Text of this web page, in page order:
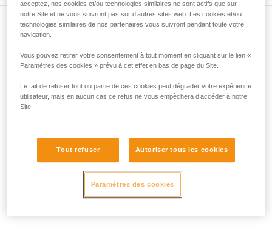
Abonnez-vous à la newsletter
et restez connecté à notre actualité
Email *
Rejoignez la communauté !
acceptez, nos cookies et/ou technologies similaires ne sont actifs que sur
notre Site et ne vous suivront pas sur d’autres sites web. Les cookies et/ou
technologies similaires de nos partenaires vous suivront pendant toute votre
navigation.
Vous pouvez retirer votre consentement à tout moment en cliquant sur le lien «
Paramètres des cookies » prévu à cet effet en bas de page du Site.
Le fait de refuser tout ou partie de ces cookies peut dégrader votre expérience
utilisateur, mais en aucun cas ce refus ne vous empêchera d’accéder à notre
Site.
Tout refuser Autoriser tous les cookies
Paramètres des cookies